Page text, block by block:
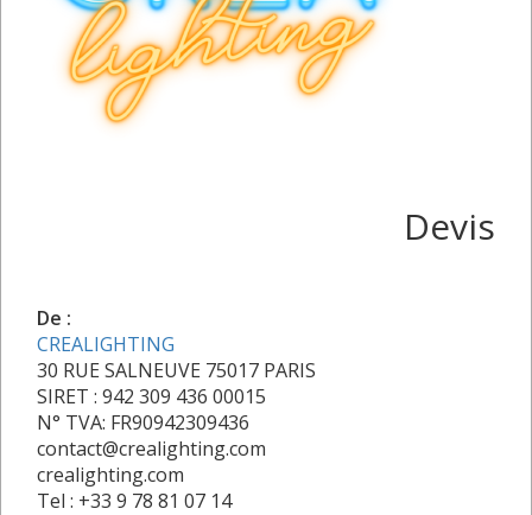
Devis
De :
CREALIGHTING
30 RUE SALNEUVE 75017 PARIS
SIRET : 942 309 436 00015
N° TVA: FR90942309436
contact@crealighting.com
crealighting.com
Tel : +33 9 78 81 07 14